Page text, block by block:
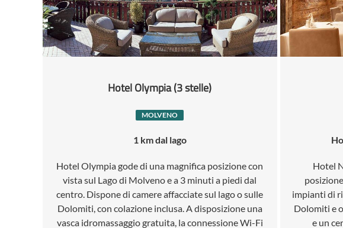
Hotel Olympia (3 stelle)
MOLVENO
1 km dal lago
Hotel Olympia gode di una magnifica posizione con
vista sul Lago di Molveno e a 3 minuti a piedi dal
centro. Dispone di camere affacciate sul lago o sulle
Dolomiti, con colazione inclusa. A disposizione una
vasca idromassaggio gratuita, la connessione Wi-Fi
Hotel
impianti di
Dolomiti e
e un